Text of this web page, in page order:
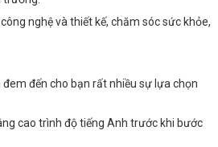
nghệ và thiết kế, chăm sóc sức khỏe,
đến cho bạn rất nhiều sự lựa chọn
cao trình độ tiếng Anh trước khi bước